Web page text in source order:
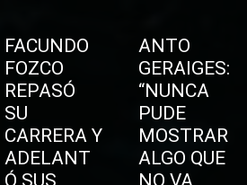
FACUNDO
FOZCO
REPASÓ
SU
CARRERA Y
ADELANT
Ó SUS
ANTO
GERAIGES:
“NUNCA
PUDE
MOSTRAR
ALGO QUE
NO VA